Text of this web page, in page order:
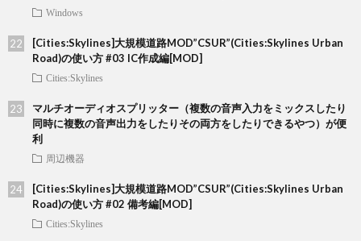
Windows
[Cities:Skylines]大規模道路MOD”CSUR”(Cities:Skylines Urban
Road)の使い方 #03 IC作成編[MOD]
Cities:Skylines
マルチオーディオスプリッター（複数の音声入力をミックスしたり
同時に複数の音声出力をしたりその両方をしたりできるやつ）が便
利
周辺機器
[Cities:Skylines]大規模道路MOD”CSUR”(Cities:Skylines Urban
Road)の使い方 #02 備考編[MOD]
Cities:Skylines